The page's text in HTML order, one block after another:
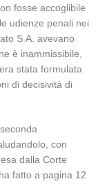
fosse accoglibile
udienze penali nei
S.A. avevano
è inammissibile,
stata formulata
di decisività di
con
dalla Corte
fatto a pagina 12